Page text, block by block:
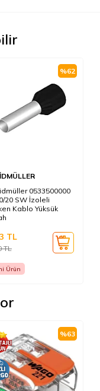
%62
0533500000
20 SW İzoleli
Kablo Yüksük
TL
TL
Ürün
%63